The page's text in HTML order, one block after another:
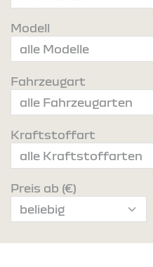
Modell
Fahrzeugart
Kraftstoffart
Preis ab (€)